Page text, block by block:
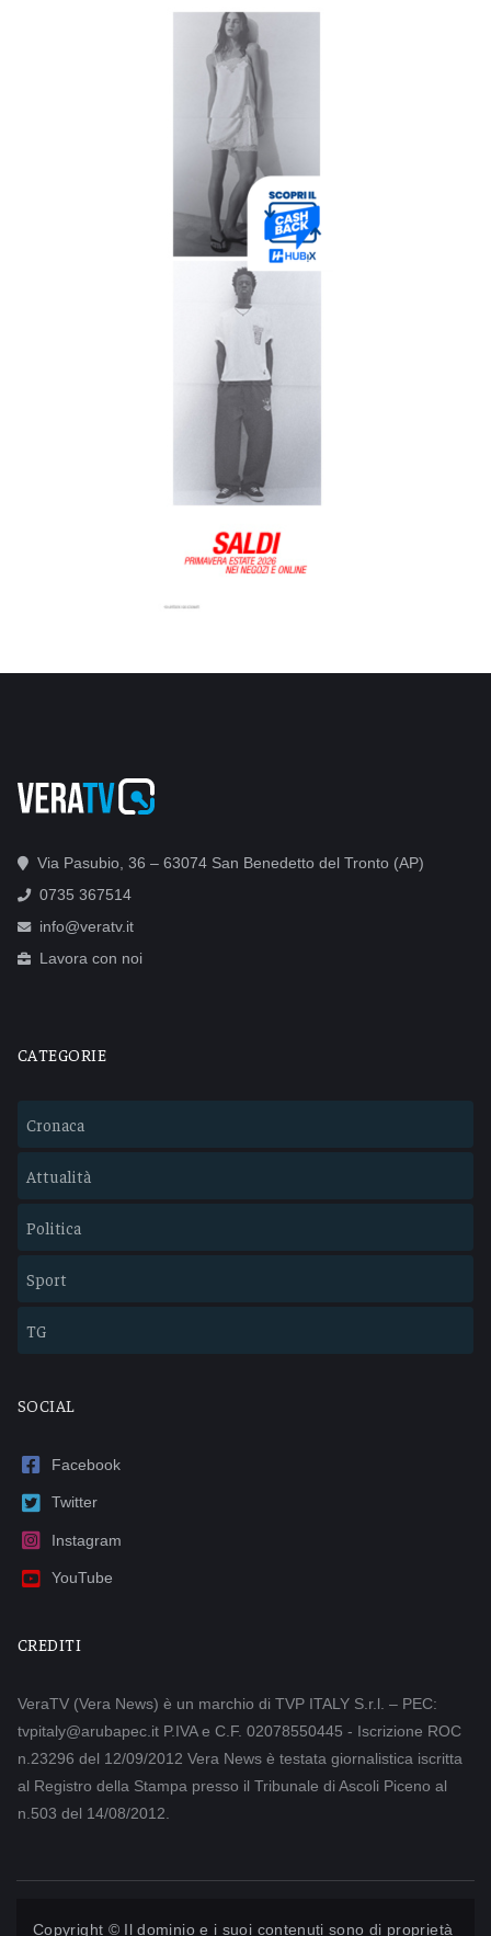
Via Pasubio, 36 – 63074 San Benedetto del Tronto (AP)
0735 367514
info@veratv.it
Lavora con noi
CATEGORIE
Cronaca
Attualità
Politica
Sport
TG
SOCIAL
Facebook
Twitter
Instagram
YouTube
CREDITI
VeraTV (Vera News) è un marchio di TVP ITALY S.r.l. – PEC:
tvpitaly@arubapec.it P.IVA e C.F. 02078550445 - Iscrizione ROC
n.23296 del 12/09/2012 Vera News è testata giornalistica iscritta
al Registro della Stampa presso il Tribunale di Ascoli Piceno al
n.503 del 14/08/2012.
Copyright © Il dominio e i suoi contenuti sono di proprietà